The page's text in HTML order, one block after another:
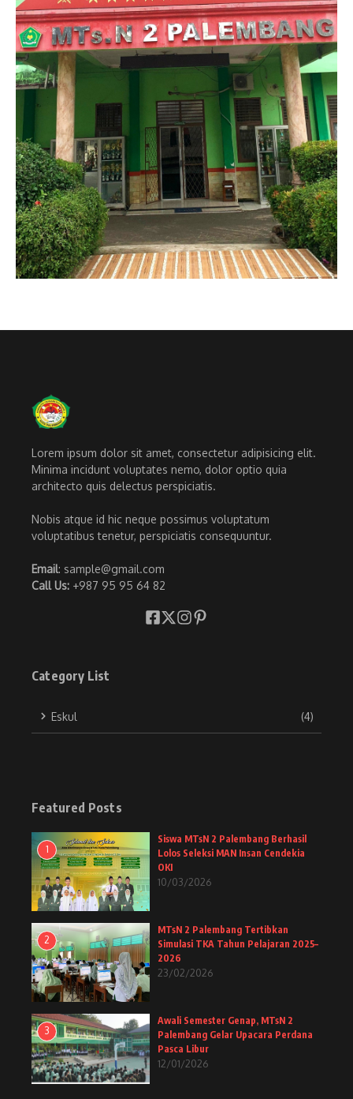
Lorem ipsum dolor sit amet, consectetur adipisicing elit.
Minima incidunt voluptates nemo, dolor optio quia
architecto quis delectus perspiciatis.
Nobis atque id hic neque possimus voluptatum
voluptatibus tenetur, perspiciatis consequuntur.
Email: sample@gmail.com
Call Us: +987 95 95 64 82
Category List
Eskul (4)
Featured Posts
1
Siswa MTsN 2 Palembang Berhasil
Lolos Seleksi MAN Insan Cendekia
OKI
10/03/2026
2
MTsN 2 Palembang Tertibkan
Simulasi TKA Tahun Pelajaran 2025–
2026
23/02/2026
3
Awali Semester Genap, MTsN 2
Palembang Gelar Upacara Perdana
Pasca Libur
12/01/2026